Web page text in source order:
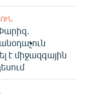
է միջազգային